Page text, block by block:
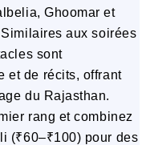
Ghoomar et
aux soirées
sont
et de récits, offrant
du Rajasthan.
rang et combinez
(₹60–₹100) pour des